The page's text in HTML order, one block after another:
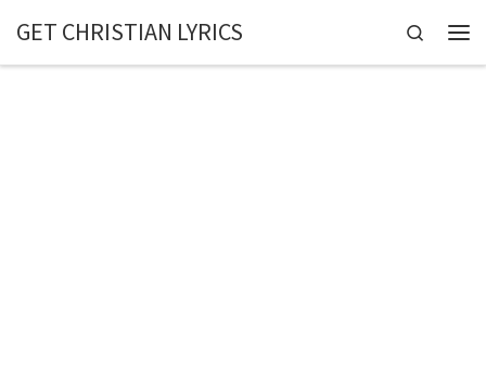
Skip to content
GET CHRISTIAN LYRICS Search